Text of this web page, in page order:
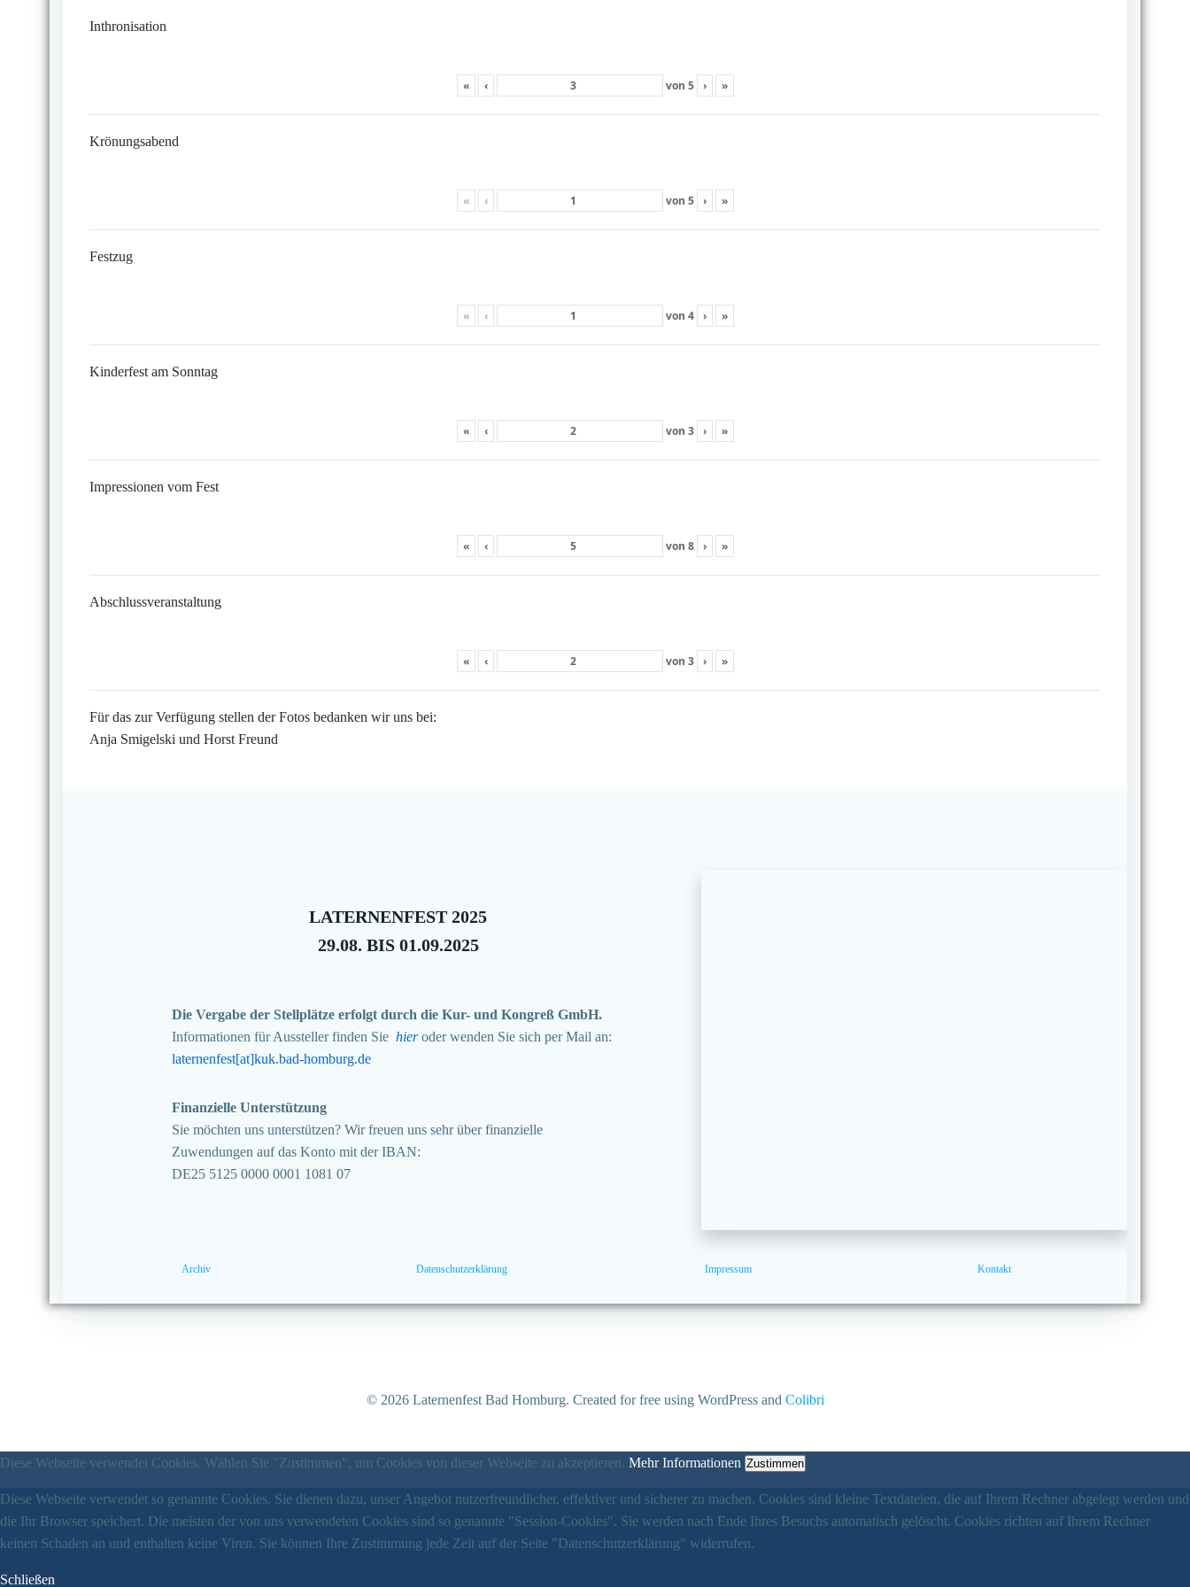
Inthronisation
« ‹ von 5 › »
Krönungsabend
« ‹ von 5 › »
Festzug
« ‹ von 4 › »
Kinderfest am Sonntag
« ‹ von 3 › »
Impressionen vom Fest
« ‹ von 8 › »
Abschlussveranstaltung
« ‹ von 3 › »
Für das zur Verfügung stellen der Fotos bedanken wir uns bei:
Anja Smigelski und Horst Freund
LATERNENFEST 2025
29.08. BIS 01.09.2025
Die Vergabe der Stellplätze erfolgt durch die Kur- und Kongreß GmbH.
Informationen für Aussteller finden Sie hieroder wenden Sie sich per Mail an:
laternenfest[at]kuk.bad-homburg.de
Finanzielle Unterstützung
Sie möchten uns unterstützen? Wir freuen uns sehr über finanzielle
Zuwendungen auf das Konto mit der IBAN:
DE25 5125 0000 0001 1081 07
Archiv Datenschutzerklärung Impressum Kontakt
© 2026 Laternenfest Bad Homburg. Created for free using WordPress and Colibri
Diese Webseite verwendet Cookies. Wählen Sie "Zustimmen", um Cookies von dieser Webseite zu akzeptieren. Mehr Informationen Zustimmen
Diese Webseite verwendet so genannte Cookies. Sie dienen dazu, unser Angebot nutzerfreundlicher, effektiver und sicherer zu machen. Cookies sind kleine Textdateien, die auf Ihrem Rechner abgelegt werden und
die Ihr Browser speichert. Die meisten der von uns verwendeten Cookies sind so genannte "Session-Cookies". Sie werden nach Ende Ihres Besuchs automatisch gelöscht. Cookies richten auf Ihrem Rechner
keinen Schaden an und enthalten keine Viren. Sie können Ihre Zustimmung jede Zeit auf der Seite "Datenschutzerklärung" widerrufen.
Schließen